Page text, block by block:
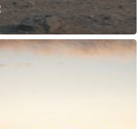
STORIES
INTERVIEWS